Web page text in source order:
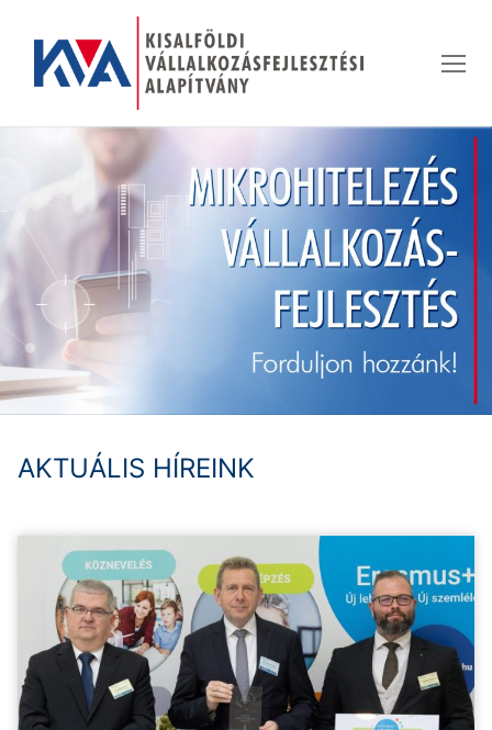
tartalomra
AKTUÁLIS HÍREINK